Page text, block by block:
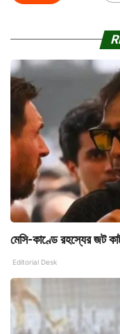
মেসি-কাণ্ডে রহস্যের জট
Editorial Desk